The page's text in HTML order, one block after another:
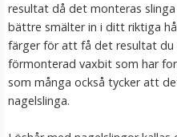
Mizzy
★★
resultat då det monteras
bättre smälter in i ditt riktiga
färger för att få det resultat du
förmonterad vaxbit som har
som många också tycker att
nagelslinga.